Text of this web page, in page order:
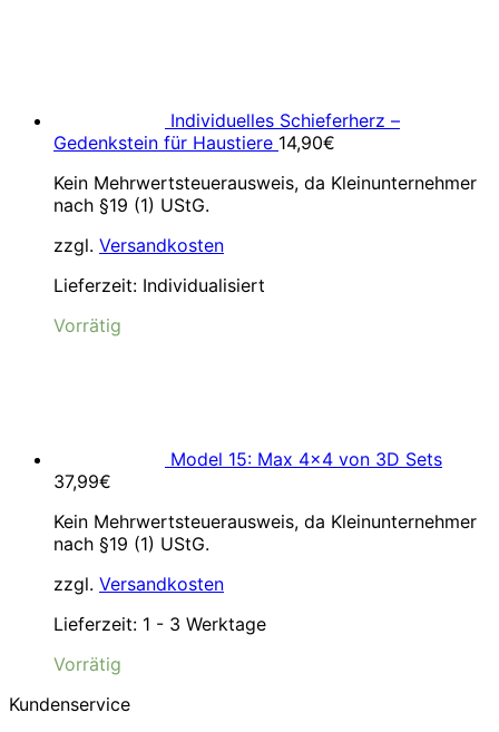
Individuelles Schieferherz –
Gedenkstein für Haustiere 14,90€
Kein Mehrwertsteuerausweis, da Kleinunternehmer
nach §19 (1) UStG.
zzgl. Versandkosten
Lieferzeit: Individualisiert
Vorrätig
Model 15: Max 4×4 von 3D Sets
37,99€
Kein Mehrwertsteuerausweis, da Kleinunternehmer
nach §19 (1) UStG.
zzgl. Versandkosten
Lieferzeit: 1 - 3 Werktage
Vorrätig
Kundenservice